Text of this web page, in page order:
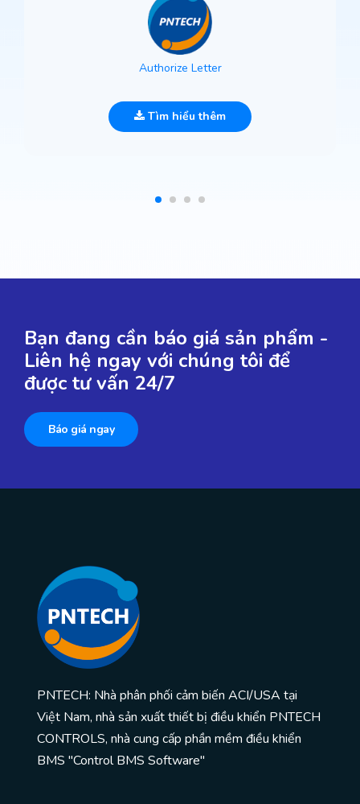
Authorize Letter
Tìm hiểu thêm
Bạn đang cần báo giá sản phẩm -
Liên hệ ngay với chúng tôi để
được tư vấn 24/7
Báo giá ngay
PNTECH: Nhà phân phối cảm biến ACI/USA tại
Việt Nam, nhà sản xuất thiết bị điều khiển PNTECH
CONTROLS, nhà cung cấp phần mềm điều khiển
BMS "Control BMS Software"